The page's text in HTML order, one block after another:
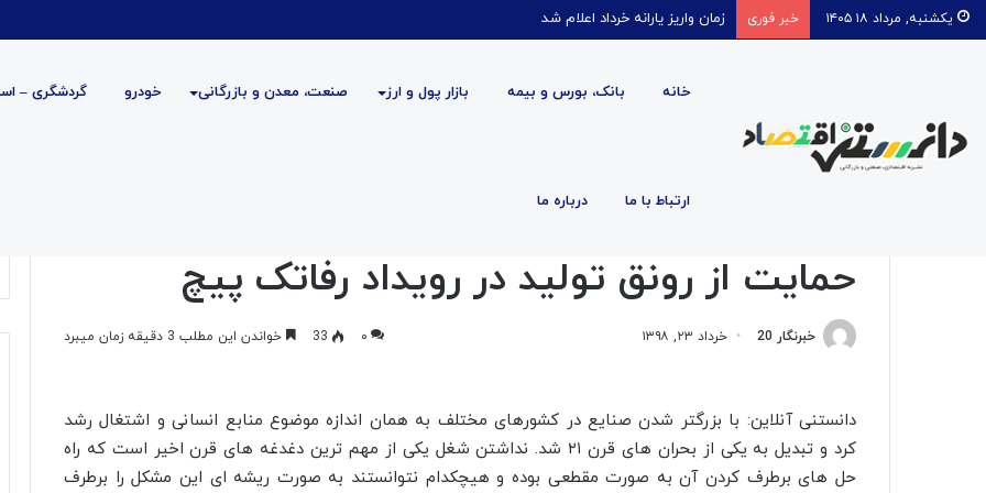
یکشنبه, مرداد ۱۸ ۱۴۰۵ خبر فوری قیمت روغن دریکسال رکورد زد
خانه بانک، بورس و بیمه بازار پول و ارز صنعت، معدن و بازرگانی خودرو گردشگری –
ارتباط با ما درباره ما
حمایت از رونق تولید در رویداد رفاتک پیچ
خبرنگار 20 خرداد ۲۳, ۱۳۹۸ ۰ 33 خواندن این مطلب 3 دقیقه زمان میبرد
دانستنی آنلاین: با بزرگتر شدن صنایع در کشورهای مختلف به همان اندازه موضوع منابع انسانی و اشتغال رشد
کرد و تبدیل به یکی از بحران های قرن ۲۱ شد. نداشتن شغل یکی از مهم ترین دغدغه های قرن اخیر است که راه
حل های برطرف کردن آن به صورت مقطعی بوده و هیچکدام نتوانستند به صورت ریشه ای این مشکل را برطرف